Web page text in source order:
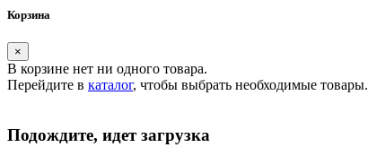
Корзина
×
В корзине нет ни одного товара.
Перейдите в каталог, чтобы выбрать необходимые товары.
Подождите, идет загрузка